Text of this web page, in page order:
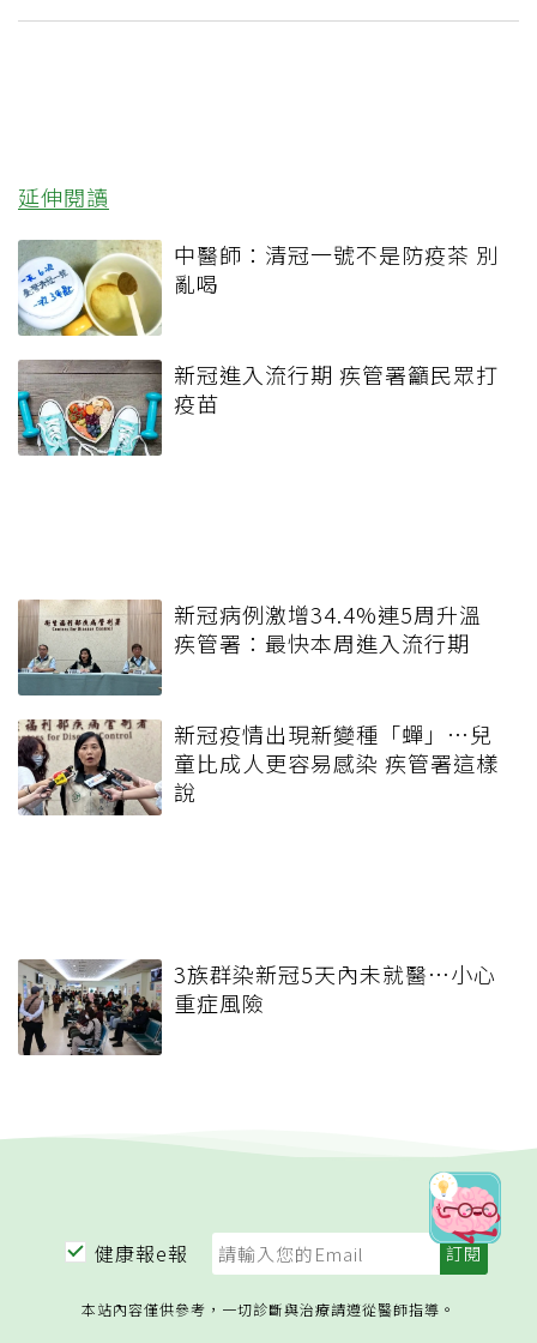
延伸閱讀
中醫師：清冠一號不是防疫茶 別
亂喝
新冠進入流行期 疾管署籲民眾打
疫苗
新冠病例激增34.4%連5周升溫
疾管署：最快本周進入流行期
新冠疫情出現新變種「蟬」…兒
童比成人更容易感染 疾管署這樣
說
3族群染新冠5天內未就醫…小心
重症風險
健康報e報
本站內容僅供參考，一切診斷與治療請遵從醫師指導。